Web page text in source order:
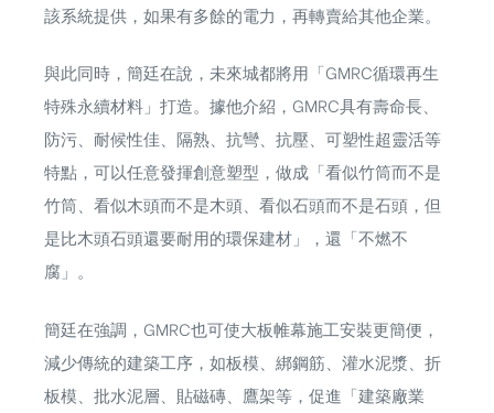
該系統提供，如果有多餘的電力，再轉賣給其他企業。
與此同時，簡廷在說，未來城都將用「GMRC循環再生
特殊永續材料」打造。據他介紹，GMRC具有壽命長、
防污、耐候性佳、隔熟、抗彎、抗壓、可塑性超靈活等
特點，可以任意發揮創意塑型，做成「看似竹筒而不是
竹筒、看似木頭而不是木頭、看似石頭而不是石頭，但
是比木頭石頭還要耐用的環保建材」，還「不燃不
腐」。
簡廷在強調，GMRC也可使大板帷幕施工安裝更簡便，
減少傳統的建築工序，如板模、綁鋼筋、灌水泥漿、折
板模、批水泥層、貼磁磚、鷹架等，促進「建築廠業